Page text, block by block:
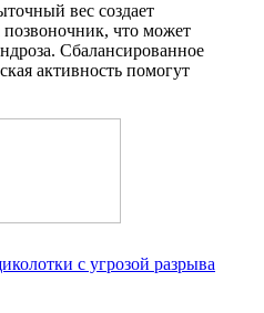
вес создает
что может
Сбалансированное
активность помогут
с угрозой разрыва